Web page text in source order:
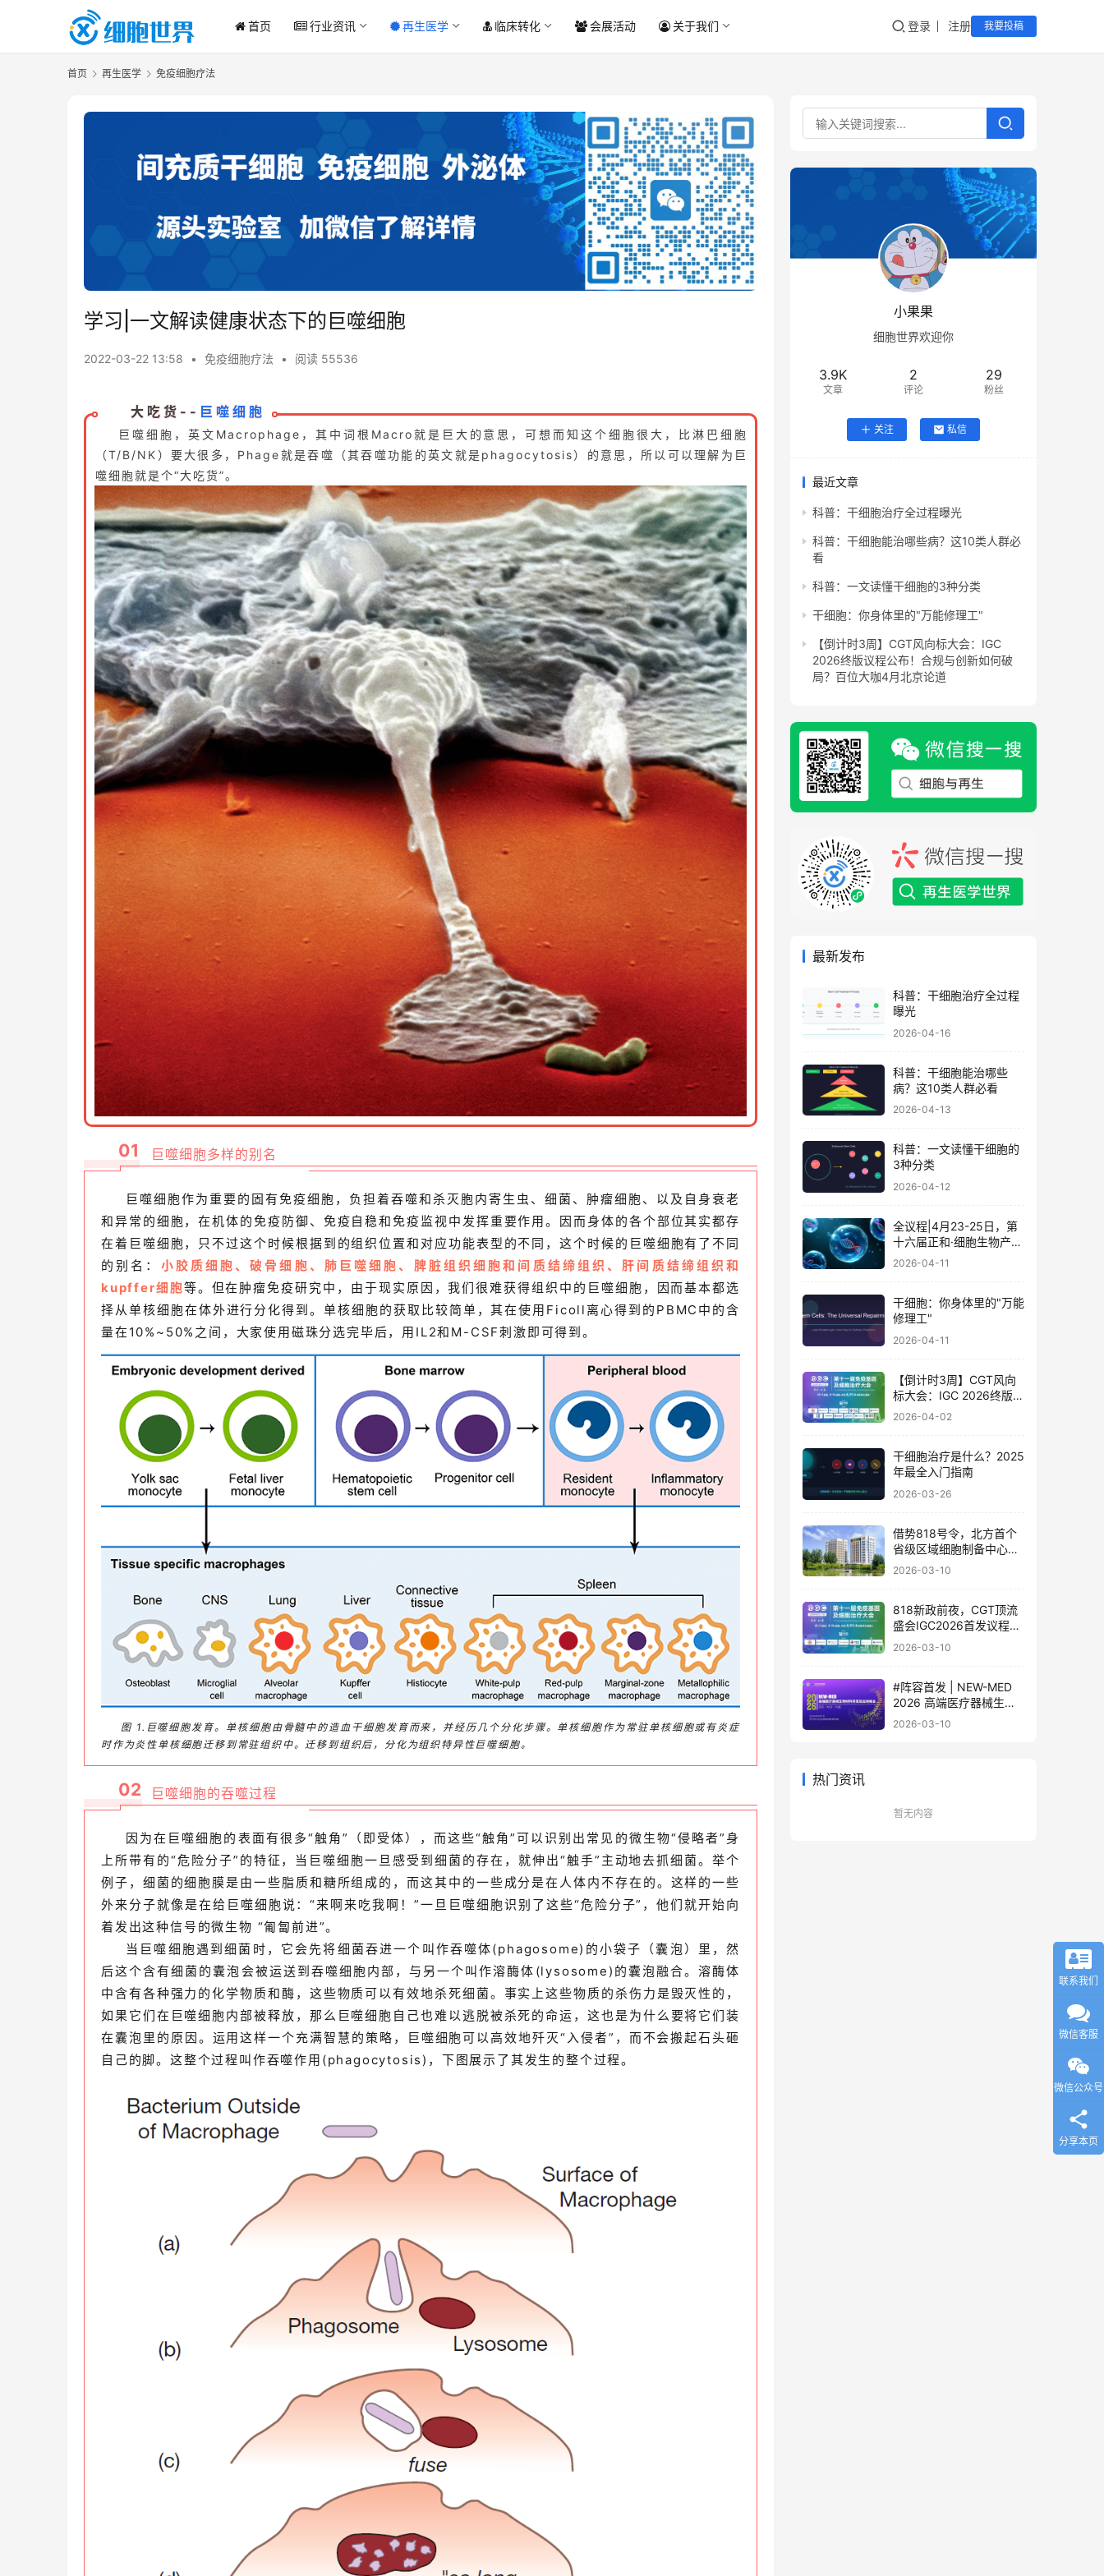
首页 行业资讯 再生医学 临床转化 会展活动 关于我们 登录 注册 我要投稿
首页 再生医学 免疫细胞疗法
学习|一文解读健康状态下的巨噬细胞
2022-03-22 13:58 • 免疫细胞疗法 • 阅读 55536
大吃货-- 巨噬细胞
巨噬细胞，英文Macrophage，其中词根Macro就是巨大的意思，可想而知这个细胞很大，比淋巴细胞
（T/B/NK）要大很多，Phage就是吞噬（其吞噬功能的英文就是phagocytosis）的意思，所以可以理解为巨
噬细胞就是个“大吃货”。
01 巨噬细胞多样的别名
巨噬细胞作为重要的固有免疫细胞，负担着吞噬和杀灭胞内寄生虫、细菌、肿瘤细胞、以及自身衰老
和异常的细胞，在机体的免疫防御、免疫自稳和免疫监视中发挥重要作用。因而身体的各个部位其实都存
在着巨噬细胞，只不过这个时候根据到的组织位置和对应功能表型的不同，这个时候的巨噬细胞有了不同
的别名： 小胶质细胞、破骨细胞、肺巨噬细胞、脾脏组织细胞和间质结缔组织、肝间质结缔组织和
kupffer细胞等。但在肿瘤免疫研究中，由于现实原因，我们很难获得组织中的巨噬细胞，因而基本都选
择从单核细胞在体外进行分化得到。单核细胞的获取比较简单，其在使用Ficoll离心得到的PBMC中的含
量在10%~50%之间，大家使用磁珠分选完毕后，用IL2和M-CSF刺激即可得到。
图 1.巨噬细胞发育。单核细胞由骨髓中的造血干细胞发育而来，并经历几个分化步骤。单核细胞作为常驻单核细胞或有炎症
时作为炎性单核细胞迁移到常驻组织中。迁移到组织后，分化为组织特异性巨噬细胞。
02 巨噬细胞的吞噬过程
因为在巨噬细胞的表面有很多“触角”（即受体），而这些“触角”可以识别出常见的微生物“侵略者”身
上所带有的“危险分子”的特征，当巨噬细胞一旦感受到细菌的存在，就伸出“触手”主动地去抓细菌。举个
例子，细菌的细胞膜是由一些脂质和糖所组成的，而这其中的一些成分是在人体内不存在的。这样的一些
外来分子就像是在给巨噬细胞说：“来啊来吃我啊！”一旦巨噬细胞识别了这些“危险分子”，他们就开始向
着发出这种信号的微生物 “匍匐前进”。
当巨噬细胞遇到细菌时，它会先将细菌吞进一个叫作吞噬体(phagosome)的小袋子（囊泡）里，然
后这个含有细菌的囊泡会被运送到吞噬细胞内部，与另一个叫作溶酶体(lysosome)的囊泡融合。溶酶体
中含有各种强力的化学物质和酶，这些物质可以有效地杀死细菌。事实上这些物质的杀伤力是毁灭性的，
如果它们在巨噬细胞内部被释放，那么巨噬细胞自己也难以逃脱被杀死的命运，这也是为什么要将它们装
在囊泡里的原因。运用这样一个充满智慧的策略，巨噬细胞可以高效地歼灭“入侵者”，而不会搬起石头砸
自己的脚。这整个过程叫作吞噬作用(phagocytosis)，下图展示了其发生的整个过程。
小果果
细胞世界欢迎你
3.9K
文章
2
评论
29
粉丝
关注 私信
最近文章
科普：干细胞治疗全过程曝光
科普：干细胞能治哪些病？这10类人群必
看
科普：一文读懂干细胞的3种分类
干细胞：你身体里的"万能修理工"
【倒计时3周】CGT风向标大会：IGC
2026终版议程公布！合规与创新如何破
局？百位大咖4月北京论道
最新发布
科普：干细胞治疗全过程
曝光
2026-04-16
科普：干细胞能治哪些
病？这10类人群必看
2026-04-13
科普：一文读懂干细胞的
3种分类
2026-04-12
全议程|4月23-25日，第
十六届正和·细胞生物产业
大会暨细胞治疗与再生医
2026-04-11
干细胞：你身体里的"万能
修理工"
2026-04-11
【倒计时3周】CGT风向
标大会：IGC 2026终版议
程公布！合规与创新如何
2026-04-02
干细胞治疗是什么？2025
年最全入门指南
2026-03-26
借势818号令，北方首个
省级区域细胞制备中心落
地
2026-03-10
818新政前夜，CGT顶流
盛会IGC2026首发议程公
布！体内细胞/基因治疗/
决策者4月齐聚北京
2026-03-10
#阵容首发 | NEW-MED
2026 高端医疗器械生物
材料研发及应用峰会 北京
2026-03-10
热门资讯
暂无内容
联系我们
微信客服
微信公众号
分享本页